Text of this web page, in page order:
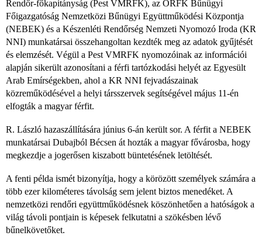
Rendőr-főkapitányság (Pest VMRFK), az ORFK Bűnügyi
Főigazgatóság Nemzetközi Bűnügyi Együttműködési Központja
(NEBEK) és a Készenléti Rendőrség Nemzeti Nyomozó Iroda (KR
NNI) munkatársai összehangoltan kezdték meg az adatok gyűjtését
és elemzését. Végül a Pest VMRFK nyomozóinak az információi
alapján sikerült azonosítani a férfi tartózkodási helyét az Egyesült
Arab Emírségekben, ahol a KR NNI fejvadászainak
közreműködésével a helyi társszervek segítségével május 11-én
elfogták a magyar férfit.
R. László hazaszállítására június 6-án került sor. A férfit a NEBEK
munkatársai Dubajból Bécsen át hozták a magyar fővárosba, hogy
megkezdje a jogerősen kiszabott büntetésének letöltését.
A fenti példa ismét bizonyítja, hogy a körözött személyek számára a
több ezer kilométeres távolság sem jelent biztos menedéket. A
nemzetközi rendőri együttműködésnek köszönhetően a hatóságok a
világ távoli pontjain is képesek felkutatni a szökésben lévő
bűnelkövetőket.